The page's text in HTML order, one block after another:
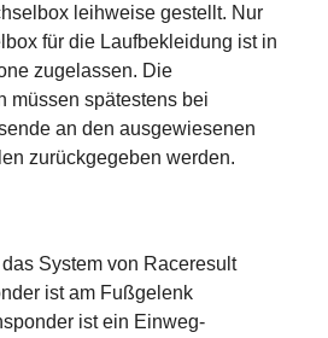
leihweise gestellt. Nur
für die Laufbekleidung ist in
zugelassen. Die
müssen spätestens bei
an den ausgewiesenen
zurückgegeben werden.
System von Raceresult
ist am Fußgelenk
ist ein Einweg-